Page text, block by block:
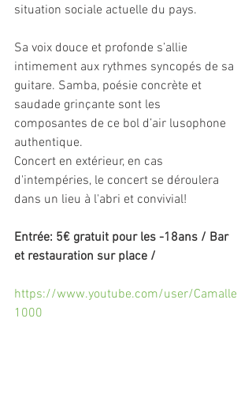
situation sociale actuelle du pays.
Sa voix douce et profonde s’allie
intimement aux rythmes syncopés de sa
guitare. Samba, poésie concrète et
saudade grinçante sont les
composantes de ce bol d’air lusophone
authentique.
Concert en extérieur, en cas
d'intempéries, le concert se déroulera
dans un lieu à l'abri et convivial!
Entrée: 5€ gratuit pour les -18ans / Bar
et restauration sur place /
https://www.youtube.com/user/Camalle
1000